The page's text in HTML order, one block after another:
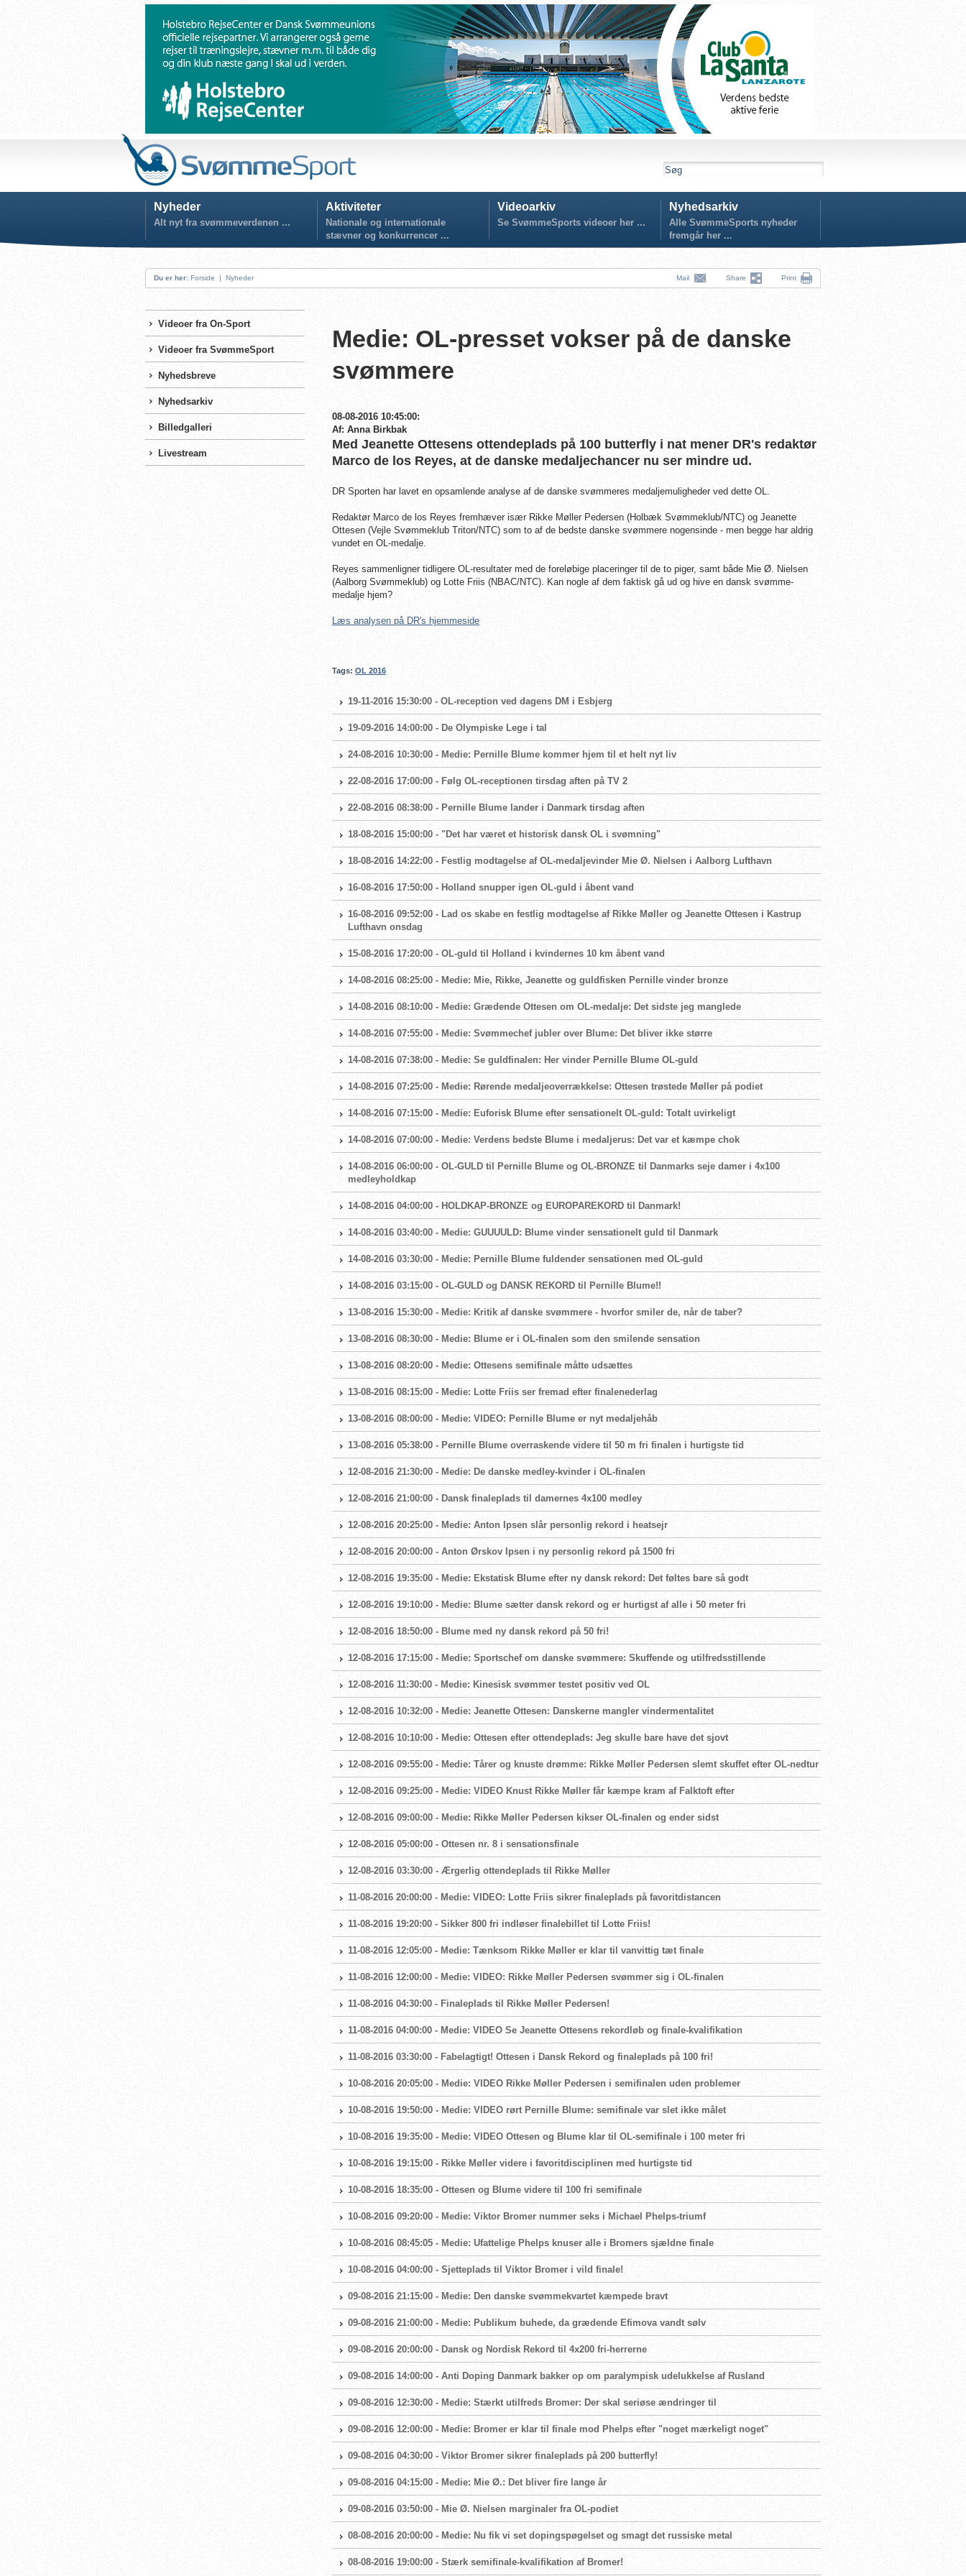
Nyheder
Alt nyt fra svømmeverdenen ...
Aktiviteter
Nationale og internationale
stævner og konkurrencer ...
Videoarkiv
Se SvømmeSports videoer her ...
Nyhedsarkiv
Alle SvømmeSports nyheder
fremgår her ...
Du er her: Forside | Nyheder Mail Share Print
Videoer fra On-Sport
Videoer fra SvømmeSport
Nyhedsbreve
Nyhedsarkiv
Billedgalleri
Livestream
Medie: OL-presset vokser på de danske
svømmere
08-08-2016 10:45:00:
Af: Anna Birkbak
Med Jeanette Ottesens ottendeplads på 100 butterfly i nat mener DR's redaktør
Marco de los Reyes, at de danske medaljechancer nu ser mindre ud.
DR Sporten har lavet en opsamlende analyse af de danske svømmeres medaljemuligheder ved dette OL.
Redaktør Marco de los Reyes fremhæver især Rikke Møller Pedersen (Holbæk Svømmeklub/NTC) og Jeanette
Ottesen (Vejle Svømmeklub Triton/NTC) som to af de bedste danske svømmere nogensinde - men begge har aldrig
vundet en OL-medalje.
Reyes sammenligner tidligere OL-resultater med de foreløbige placeringer til de to piger, samt både Mie Ø. Nielsen
(Aalborg Svømmeklub) og Lotte Friis (NBAC/NTC). Kan nogle af dem faktisk gå ud og hive en dansk svømme-
medalje hjem?
Læs analysen på DR's hjemmeside
Tags: OL 2016
19-11-2016 15:30:00 - OL-reception ved dagens DM i Esbjerg
19-09-2016 14:00:00 - De Olympiske Lege i tal
24-08-2016 10:30:00 - Medie: Pernille Blume kommer hjem til et helt nyt liv
22-08-2016 17:00:00 - Følg OL-receptionen tirsdag aften på TV 2
22-08-2016 08:38:00 - Pernille Blume lander i Danmark tirsdag aften
18-08-2016 15:00:00 - "Det har været et historisk dansk OL i svømning"
18-08-2016 14:22:00 - Festlig modtagelse af OL-medaljevinder Mie Ø. Nielsen i Aalborg Lufthavn
16-08-2016 17:50:00 - Holland snupper igen OL-guld i åbent vand
16-08-2016 09:52:00 - Lad os skabe en festlig modtagelse af Rikke Møller og Jeanette Ottesen i Kastrup
Lufthavn onsdag
15-08-2016 17:20:00 - OL-guld til Holland i kvindernes 10 km åbent vand
14-08-2016 08:25:00 - Medie: Mie, Rikke, Jeanette og guldfisken Pernille vinder bronze
14-08-2016 08:10:00 - Medie: Grædende Ottesen om OL-medalje: Det sidste jeg manglede
14-08-2016 07:55:00 - Medie: Svømmechef jubler over Blume: Det bliver ikke større
14-08-2016 07:38:00 - Medie: Se guldfinalen: Her vinder Pernille Blume OL-guld
14-08-2016 07:25:00 - Medie: Rørende medaljeoverrækkelse: Ottesen trøstede Møller på podiet
14-08-2016 07:15:00 - Medie: Euforisk Blume efter sensationelt OL-guld: Totalt uvirkeligt
14-08-2016 07:00:00 - Medie: Verdens bedste Blume i medaljerus: Det var et kæmpe chok
14-08-2016 06:00:00 - OL-GULD til Pernille Blume og OL-BRONZE til Danmarks seje damer i 4x100
medleyholdkap
14-08-2016 04:00:00 - HOLDKAP-BRONZE og EUROPAREKORD til Danmark!
14-08-2016 03:40:00 - Medie: GUUUULD: Blume vinder sensationelt guld til Danmark
14-08-2016 03:30:00 - Medie: Pernille Blume fuldender sensationen med OL-guld
14-08-2016 03:15:00 - OL-GULD og DANSK REKORD til Pernille Blume!!
13-08-2016 15:30:00 - Medie: Kritik af danske svømmere - hvorfor smiler de, når de taber?
13-08-2016 08:30:00 - Medie: Blume er i OL-finalen som den smilende sensation
13-08-2016 08:20:00 - Medie: Ottesens semifinale måtte udsættes
13-08-2016 08:15:00 - Medie: Lotte Friis ser fremad efter finalenederlag
13-08-2016 08:00:00 - Medie: VIDEO: Pernille Blume er nyt medaljehåb
13-08-2016 05:38:00 - Pernille Blume overraskende videre til 50 m fri finalen i hurtigste tid
12-08-2016 21:30:00 - Medie: De danske medley-kvinder i OL-finalen
12-08-2016 21:00:00 - Dansk finaleplads til damernes 4x100 medley
12-08-2016 20:25:00 - Medie: Anton Ipsen slår personlig rekord i heatsejr
12-08-2016 20:00:00 - Anton Ørskov Ipsen i ny personlig rekord på 1500 fri
12-08-2016 19:35:00 - Medie: Ekstatisk Blume efter ny dansk rekord: Det føltes bare så godt
12-08-2016 19:10:00 - Medie: Blume sætter dansk rekord og er hurtigst af alle i 50 meter fri
12-08-2016 18:50:00 - Blume med ny dansk rekord på 50 fri!
12-08-2016 17:15:00 - Medie: Sportschef om danske svømmere: Skuffende og utilfredsstillende
12-08-2016 11:30:00 - Medie: Kinesisk svømmer testet positiv ved OL
12-08-2016 10:32:00 - Medie: Jeanette Ottesen: Danskerne mangler vindermentalitet
12-08-2016 10:10:00 - Medie: Ottesen efter ottendeplads: Jeg skulle bare have det sjovt
12-08-2016 09:55:00 - Medie: Tårer og knuste drømme: Rikke Møller Pedersen slemt skuffet efter OL-nedtur
12-08-2016 09:25:00 - Medie: VIDEO Knust Rikke Møller får kæmpe kram af Falktoft efter
12-08-2016 09:00:00 - Medie: Rikke Møller Pedersen kikser OL-finalen og ender sidst
12-08-2016 05:00:00 - Ottesen nr. 8 i sensationsfinale
12-08-2016 03:30:00 - Ærgerlig ottendeplads til Rikke Møller
11-08-2016 20:00:00 - Medie: VIDEO: Lotte Friis sikrer finaleplads på favoritdistancen
11-08-2016 19:20:00 - Sikker 800 fri indløser finalebillet til Lotte Friis!
11-08-2016 12:05:00 - Medie: Tænksom Rikke Møller er klar til vanvittig tæt finale
11-08-2016 12:00:00 - Medie: VIDEO: Rikke Møller Pedersen svømmer sig i OL-finalen
11-08-2016 04:30:00 - Finaleplads til Rikke Møller Pedersen!
11-08-2016 04:00:00 - Medie: VIDEO Se Jeanette Ottesens rekordløb og finale-kvalifikation
11-08-2016 03:30:00 - Fabelagtigt! Ottesen i Dansk Rekord og finaleplads på 100 fri!
10-08-2016 20:05:00 - Medie: VIDEO Rikke Møller Pedersen i semifinalen uden problemer
10-08-2016 19:50:00 - Medie: VIDEO rørt Pernille Blume: semifinale var slet ikke målet
10-08-2016 19:35:00 - Medie: VIDEO Ottesen og Blume klar til OL-semifinale i 100 meter fri
10-08-2016 19:15:00 - Rikke Møller videre i favoritdisciplinen med hurtigste tid
10-08-2016 18:35:00 - Ottesen og Blume videre til 100 fri semifinale
10-08-2016 09:20:00 - Medie: Viktor Bromer nummer seks i Michael Phelps-triumf
10-08-2016 08:45:05 - Medie: Ufattelige Phelps knuser alle i Bromers sjældne finale
10-08-2016 04:00:00 - Sjetteplads til Viktor Bromer i vild finale!
09-08-2016 21:15:00 - Medie: Den danske svømmekvartet kæmpede bravt
09-08-2016 21:00:00 - Medie: Publikum buhede, da grædende Efimova vandt sølv
09-08-2016 20:00:00 - Dansk og Nordisk Rekord til 4x200 fri-herrerne
09-08-2016 14:00:00 - Anti Doping Danmark bakker op om paralympisk udelukkelse af Rusland
09-08-2016 12:30:00 - Medie: Stærkt utilfreds Bromer: Der skal seriøse ændringer til
09-08-2016 12:00:00 - Medie: Bromer er klar til finale mod Phelps efter "noget mærkeligt noget"
09-08-2016 04:30:00 - Viktor Bromer sikrer finaleplads på 200 butterfly!
09-08-2016 04:15:00 - Medie: Mie Ø.: Det bliver fire lange år
09-08-2016 03:50:00 - Mie Ø. Nielsen marginaler fra OL-podiet
08-08-2016 20:00:00 - Medie: Nu fik vi set dopingspøgelset og smagt det russiske metal
08-08-2016 19:00:00 - Stærk semifinale-kvalifikation af Bromer!